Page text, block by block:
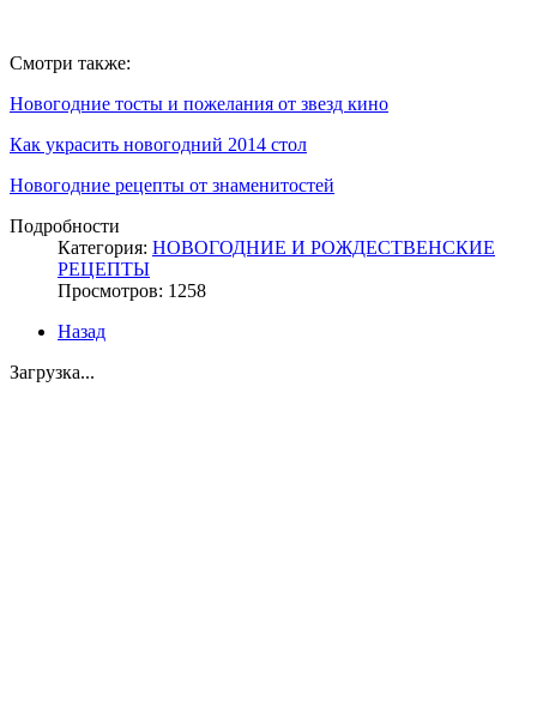
Смотри также:
Новогодние тосты и пожелания от звезд кино
Как украсить новогодний 2014 стол
Новогодние рецепты от знаменитостей
Подробности
Категория: НОВОГОДНИЕ И РОЖДЕСТВЕНСКИЕ
РЕЦЕПТЫ
Просмотров: 1258
Назад
Загрузка...